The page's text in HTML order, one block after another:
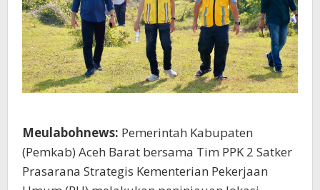
Meulabohnews: Pemerintah Kabupaten
(Pemkab) Aceh Barat bersama Tim PPK 2 Satker
Prasarana Strategis Kementerian Pekerjaan